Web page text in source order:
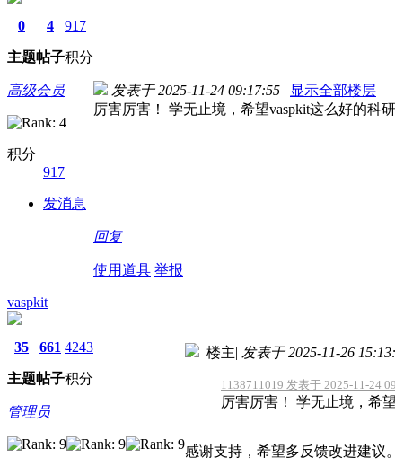
0
主题
4
帖子
917
积分
高级会员
积分
917
发消息
发表于 2025-11-24 09:17:55 | 显示全部楼层
厉害厉害！
学无止境，希望vaspkit这么好的科
回复
使用道具 举报
vaspkit
35
主题
661
帖子
4243
积分
管理员
楼主| 发表于 2025-11-26
1138711019 发表于 2025-11-24
厉害厉害！ 学无止境，希
感谢支持，希望多反馈改进建议。